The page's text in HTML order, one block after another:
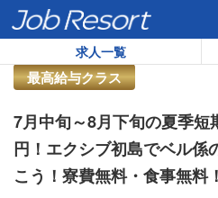
求人一覧
HOME 求人一覧 7月中旬～8
最高給与クラス
リゾートバイト求人番号：
7月中旬～8月下旬の夏季短
円！エクシブ初島でベル係
こう！寮費無料・食事無料！